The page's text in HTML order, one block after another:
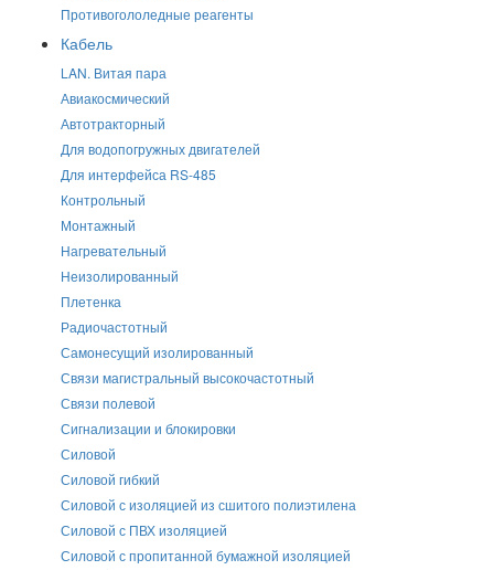
Противогололедные реагенты
Кабель
LAN. Витая пара
Авиакосмический
Автотракторный
Для водопогружных двигателей
Для интерфейса RS-485
Контрольный
Монтажный
Нагревательный
Неизолированный
Плетенка
Радиочастотный
Самонесущий изолированный
Связи магистральный высокочастотный
Связи полевой
Сигнализации и блокировки
Силовой
Силовой гибкий
Силовой с изоляцией из сшитого полиэтилена
Силовой с ПВХ изоляцией
Силовой с пропитанной бумажной изоляцией